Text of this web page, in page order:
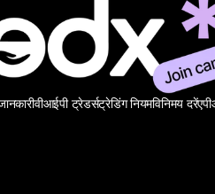
वीआईपी ट्रेडर्सट्रेडिंग नियमविनिमय दरें